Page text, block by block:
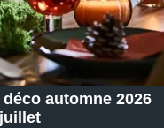
automne 2026